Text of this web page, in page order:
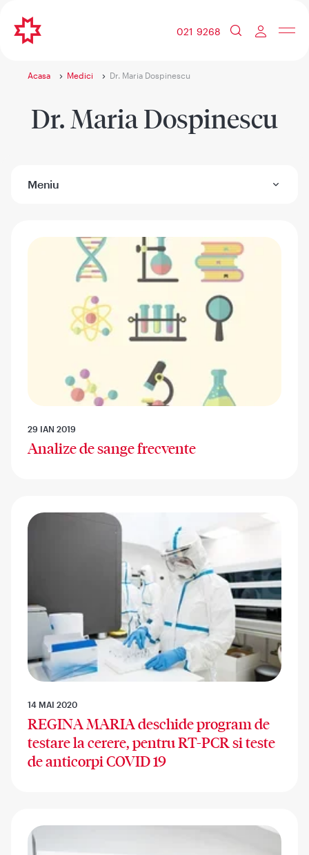
021 9268
Acasa Medici Dr. Maria Dospinescu
Dr. Maria Dospinescu
Meniu
29 IAN 2019
Analize de sange frecvente
14 MAI 2020
REGINA MARIA deschide program de
testare la cerere, pentru RT-PCR si teste
de anticorpi COVID 19